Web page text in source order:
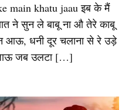
main khatu jaau इब के मैं
ने सुन ले बाबू ना औ तेरे काबू
आऊ, धनी दूर चलाना से रे उड़े
जब उलटा […]